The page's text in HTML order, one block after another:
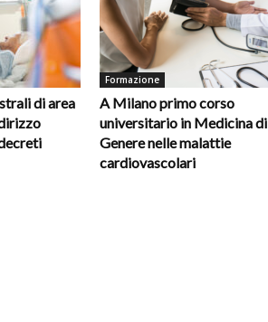
di area
Formazione
A Milano primo corso
universitario in Medicina di
Genere nelle malattie
cardiovascolari